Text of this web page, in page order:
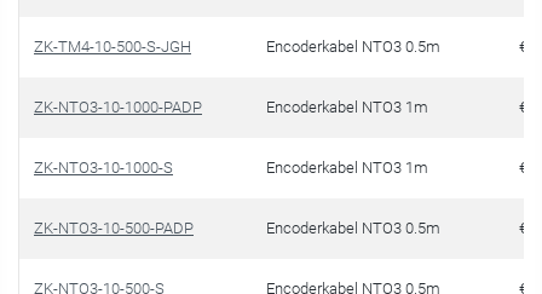
ZK-TM4-10-500-S-JGH Encoderkabel NTO3 0.5m €
ZK-NTO3-10-1000-PADP Encoderkabel NTO3 1m €
ZK-NTO3-10-1000-S Encoderkabel NTO3 1m €
ZK-NTO3-10-500-PADP Encoderkabel NTO3 0.5m €
ZK-NTO3-10-500-S Encoderkabel NTO3 0.5m €